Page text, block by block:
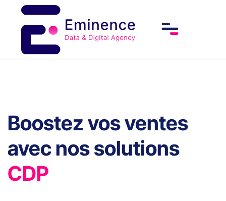
Boostez vos ventes
avec nos solutions
CDP